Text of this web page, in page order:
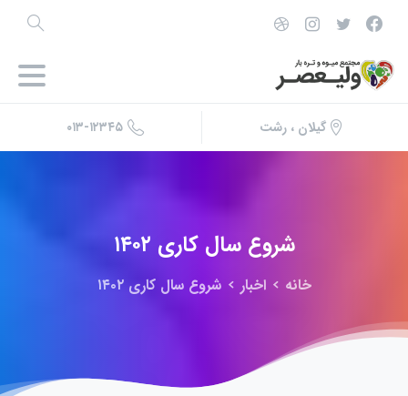
گیلان ، رشت ۰۱۳-۱۲۳۴۵
شروع سال کاری ۱۴۰۲
خانه اخبار شروع سال کاری ۱۴۰۲